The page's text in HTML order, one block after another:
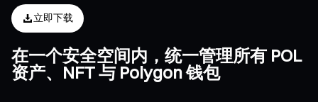
立即下载
在一个安全空间内，统一管理所有 POL
资产、NFT 与 Polygon 钱包